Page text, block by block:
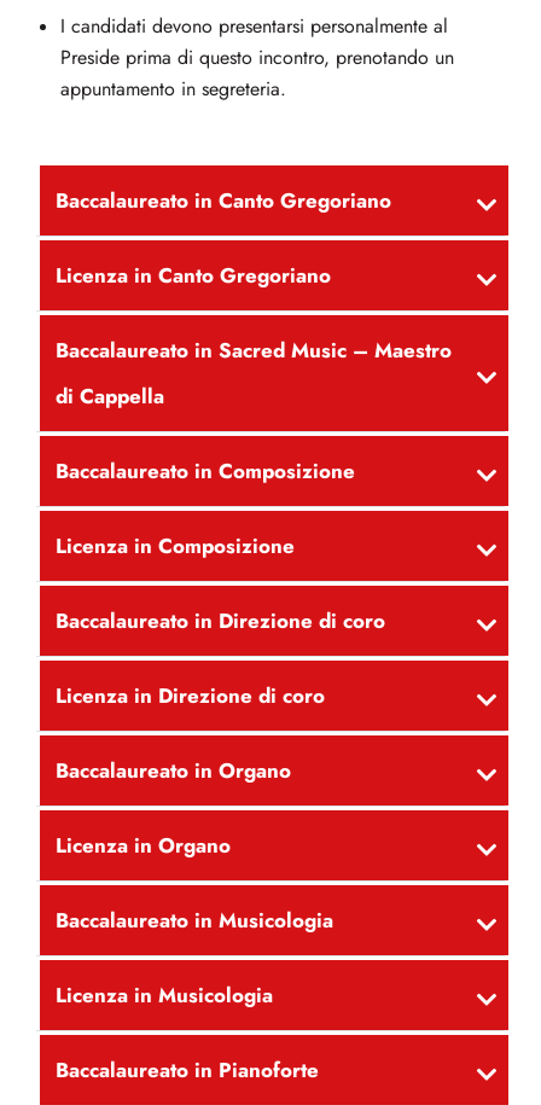
I candidati devono presentarsi personalmente al
Preside prima di questo incontro, prenotando un
appuntamento in segreteria.
Baccalaureato in Canto Gregoriano
Licenza in Canto Gregoriano
Baccalaureato in Sacred Music – Maestro
di Cappella
Baccalaureato in Composizione
Licenza in Composizione
Baccalaureato in Direzione di coro
Licenza in Direzione di coro
Baccalaureato in Organo
Licenza in Organo
Baccalaureato in Musicologia
Licenza in Musicologia
Baccalaureato in Pianoforte